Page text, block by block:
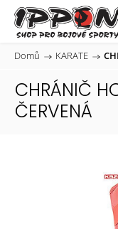
Domů / KARATE /
CHRÁNIČ
ČERVENÁ